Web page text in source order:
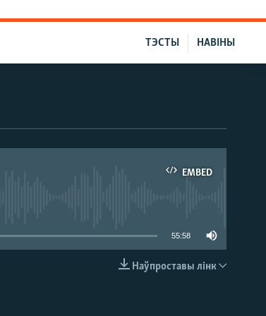
НАВІНЫ
ТЭСТЫ
EMBED
55:58
Наўпроставы лінк